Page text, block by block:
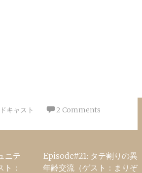
キャスト 2 Comments
ニテ
：
Episode#21: タテ割りの異
年齢交流（ゲスト：まりぞ